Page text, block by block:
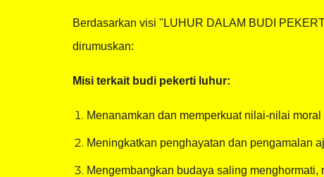
Berdasarkan visi "LUHUR DALAM BUDI
dirumuskan:
Misi terkait budi pekerti luhur:
Menanamkan dan memperkuat nilai-nilai
Meningkatkan penghayatan dan pengamalan
Mengembangkan budaya saling